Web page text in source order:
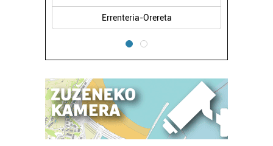
Errenteria-Orereta